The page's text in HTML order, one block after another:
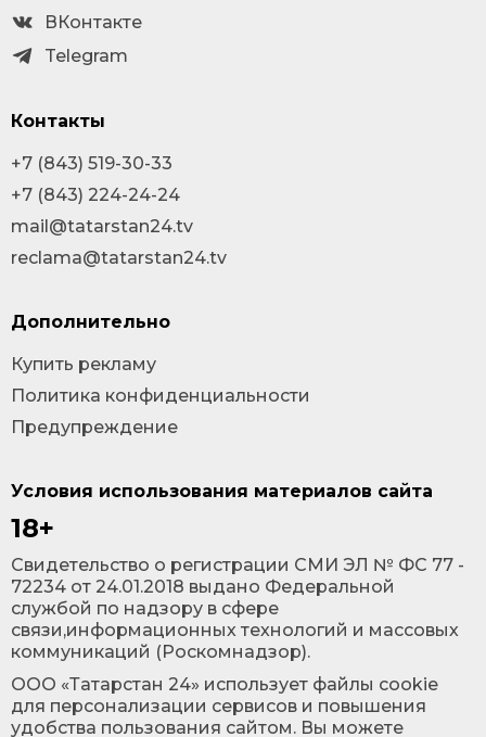
Условия использования материалов сайта
18+
Cвидетельство о регистрации СМИ ЭЛ № ФС 77 -
72234 от 24.01.2018 выдано Федеральной
службой по надзору в сфере
связи,информационных технологий и массовых
коммуникаций (Роскомнадзор).
ООО «Татарстан 24» использует файлы cookie
для персонализации сервисов и повышения
удобства пользования сайтом. Вы можете
ВКонтакте
Telegram
Контакты
+7 (843) 519-30-33
+7 (843) 224-24-24
mail@tatarstan24.tv
reclama@tatarstan24.tv
Дополнительно
Купить рекламу
Политика конфиденциальности
Предупреждение